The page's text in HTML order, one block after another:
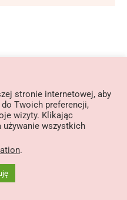
stronie internetowej, aby
Twoich preferencji,
wizyty. Klikając
używanie wszystkich
.